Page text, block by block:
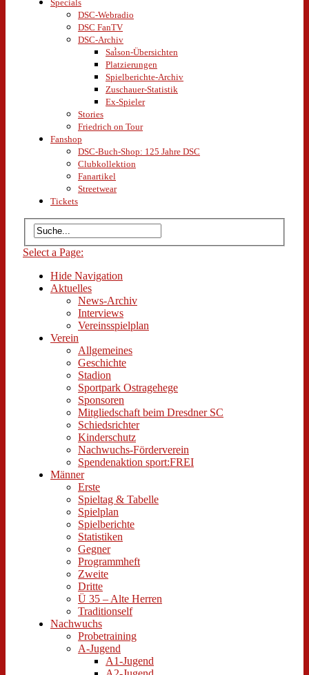
Specials
DSC-Webradio
DSC FanTV
DSC-Archiv
Saison-Übersichten
Platzierungen
Spielberichte-Archiv
Zuschauer-Statistik
Ex-Spieler
Stories
Friedrich on Tour
Fanshop
DSC-Buch-Shop: 125 Jahre DSC
Clubkollektion
Fanartikel
Streetwear
Tickets
Select a Page:
Hide Navigation
Aktuelles
News-Archiv
Interviews
Vereinsspielplan
Verein
Allgemeines
Geschichte
Stadion
Sportpark Ostragehege
Sponsoren
Mitgliedschaft beim Dresdner SC
Schiedsrichter
Kinderschutz
Nachwuchs-Förderverein
Spendenaktion sport:FREI
Männer
Erste
Spieltag & Tabelle
Spielplan
Spielberichte
Statistiken
Gegner
Programmheft
Zweite
Dritte
Ü 35 – Alte Herren
Traditionself
Nachwuchs
Probetraining
A-Jugend
A1-Jugend